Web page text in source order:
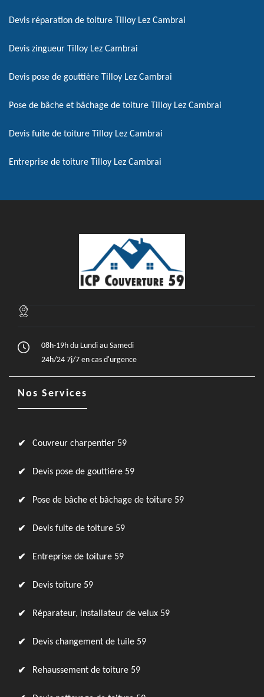
Devis réparation de toiture Tilloy Lez Cambrai
Devis zingueur Tilloy Lez Cambrai
Devis pose de gouttière Tilloy Lez Cambrai
Pose de bâche et bâchage de toiture Tilloy Lez Cambrai
Devis fuite de toiture Tilloy Lez Cambrai
Entreprise de toiture Tilloy Lez Cambrai
08h-19h du Lundi au Samedi
24h/24 7j/7 en cas d'urgence
Nos Services
Couvreur charpentier 59
Devis pose de gouttière 59
Pose de bâche et bâchage de toiture 59
Devis fuite de toiture 59
Entreprise de toiture 59
Devis toiture 59
Réparateur, installateur de velux 59
Devis changement de tuile 59
Rehaussement de toiture 59